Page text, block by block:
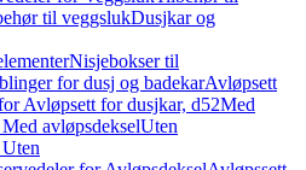
til veggslukDusjkar og
Nisjebokser til
for dusj og badekarAvløpsett
Avløpsett for dusjkar, d52Med
avløpsdekselUten